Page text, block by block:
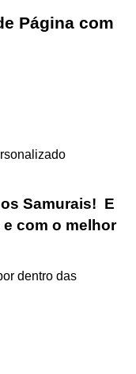
Página com
Samurais! E
com o melhor
dentro das